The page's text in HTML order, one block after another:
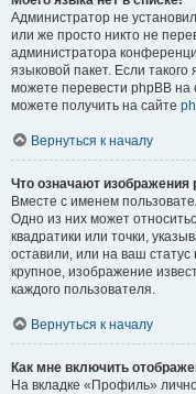
Администратор не
или же просто никто не
администратора
языковой пакет. Если
можете перевести phpBB
можете получить на сайте
Вернуться к началу
Что означают
Вместе с именем
Одно из них может
квадратики или точки,
оставили, или на ваш
крупное, изображение
каждого пользователя.
Вернуться к началу
Как мне включить
На вкладке «Профиль»